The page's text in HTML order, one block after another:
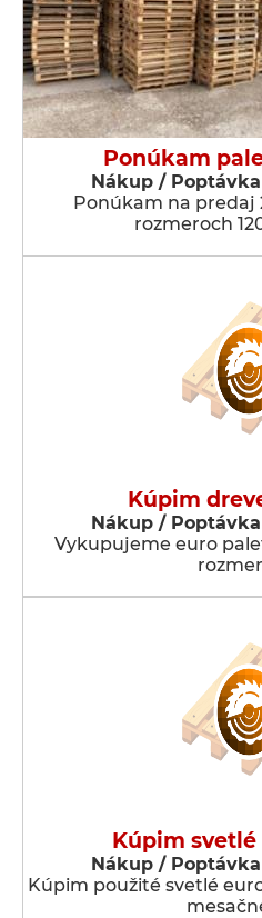
Ponúkam
Nákup /
Ponúkam na predaj
rozmeroch
Kúpim
Nákup /
Vykupujeme euro
Kúpim
Nákup /
Kúpim použité svetlé